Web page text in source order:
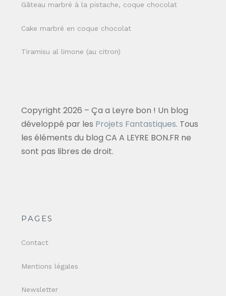
Gâteau marbré à la pistache, coque chocolat
Cake marbré en coque chocolat
Tiramisu al limone (au citron)
Copyright 2026 – Ça a Leyre bon ! Un blog
développé par les Projets Fantastiques. Tous
les éléments du blog CA A LEYRE BON.FR ne
sont pas libres de droit.
PAGES
Contact
Mentions légales
Newsletter